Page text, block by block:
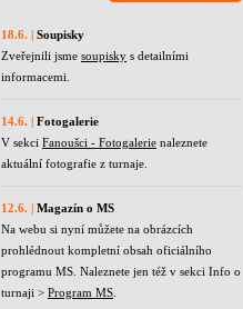
18.6. | Soupisky
Zveřejnili jsme soupisky s detailními
informacemi.
14.6. | Fotogalerie
V sekci Fanoušci - Fotogalerie naleznete
aktuální fotografie z turnaje.
12.6. | Magazín o MS
Na webu si nyní můžete na obrázcích
prohlédnout kompletní obsah oficiálního
programu MS. Naleznete jen též v sekci Info o
turnaji > Program MS